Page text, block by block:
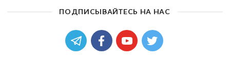
ПОДПИСЫВАЙТЕСЬ НА НАС